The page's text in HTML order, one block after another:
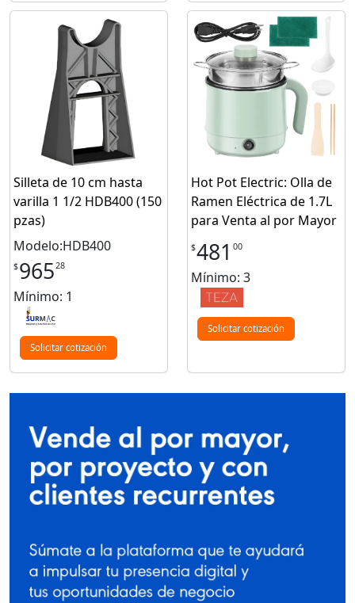
Silleta de 10 cm hasta
varilla 1 1/2 HDB400 (150
pzas)
Modelo:HDB400
$965 28
Mínimo: 1
Solicitar cotización
Hot Pot Electric: Olla de
Ramen Eléctrica de 1.7L
para Venta al por Mayor
$481 00
Mínimo: 3
Solicitar cotización